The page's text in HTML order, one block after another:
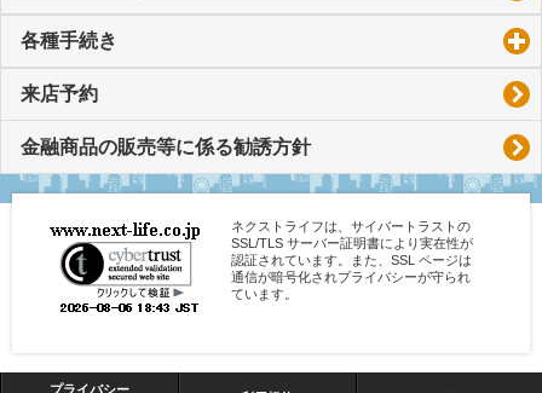
各種手続き
来店予約
金融商品の販売等に係る勧誘方針
ネクストライフは、サイバートラストの
SSL/TLS サーバー証明書により実在性が
認証されています。また、SSL ページは
通信が暗号化されプライバシーが守られ
ています。
プライバシー